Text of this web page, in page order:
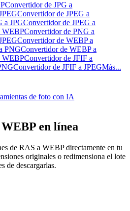
Convertidor de JPG a
Convertidor de JPEG a
a JPGConvertidor de JPEG a
WEBPConvertidor de PNG a
Convertidor de WEBP a
PNGConvertidor de WEBP a
WEBPConvertidor de JFIF a
Convertidor de JFIF a JPEGMás...
de foto con IA
en línea
de RAS a WEBP directamente en tu
originales o redimensiona el lote
de descargarlas.